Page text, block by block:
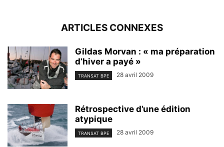
ARTICLES CONNEXES
Gildas Morvan : « ma préparation
d’hiver a payé »
TRANSAT BPE 28 avril 2009
Rétrospective d’une édition
atypique
TRANSAT BPE 28 avril 2009